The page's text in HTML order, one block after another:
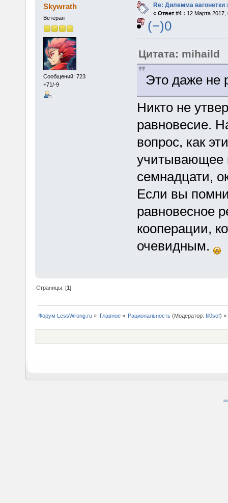
Skywrath
Ветеран
Сообщений: 723
+71/-9
Re: Дилемма вагонетки
« Ответ #4 : 12 Марта 2017,
(−)0
Цитата: mihaild
Это даже не
Никто не
равновесие.
вопрос, как
учитывающее
семнадцати,
Если вы
равновесное
кооперации,
очевидным.
Страницы: [1]
Форум LessWrong.ru » Главное» Рациональность(Модератор: fil0sof) »